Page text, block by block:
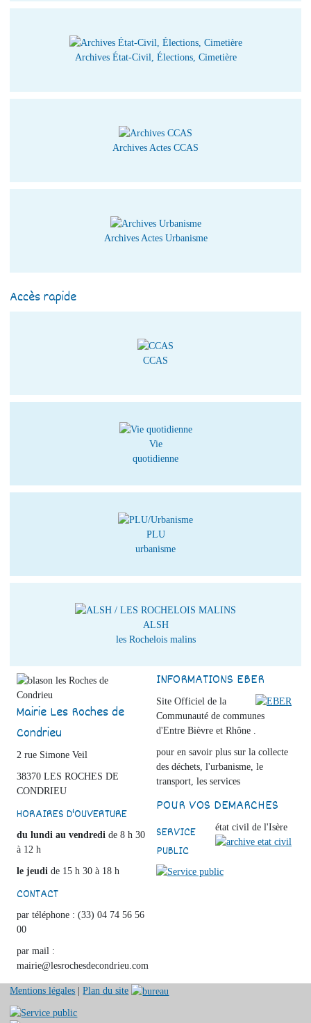
Archives État-Civil, Élections, Cimetière
Archives Actes CCAS
Archives Actes Urbanisme
Accès rapide
CCAS
Vie
quotidienne
PLU
urbanisme
ALSH
les Rochelois malins
Mairie Les Roches de
Condrieu
2 rue Simone Veil
38370 LES ROCHES DE
CONDRIEU
HORAIRES D'OUVERTURE
du lundi au vendredi de 8 h 30
à 12 h
le jeudi de 15 h 30 à 18 h
CONTACT
par téléphone : (33) 04 74 56 56
00
par mail :
mairie@lesrochesdecondrieu.com
INFORMATIONS EBER
Site Officiel de la
Communauté de communes
d'Entre Bièvre et Rhône .
pour en savoir plus sur la collecte
des déchets, l'urbanisme, le
transport, les services
POUR VOS DEMARCHES
état civil de l'Isère
SERVICE
PUBLIC
Mentions légales |Plan du site